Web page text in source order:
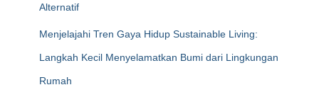
Alternatif
Menjelajahi Tren Gaya Hidup Sustainable Living:
Langkah Kecil Menyelamatkan Bumi dari Lingkungan
Rumah